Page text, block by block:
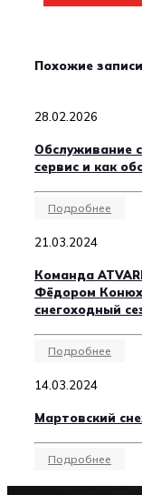
Похожие записи
28.02.2026
Обслуживание
сервис и как
Подробнее
21.03.2024
Команда
Фёдором
снегоходный
Подробнее
14.03.2024
Мартовский
Подробнее